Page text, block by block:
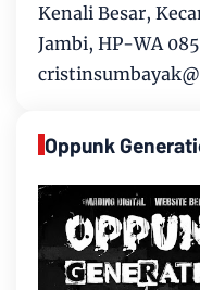
Kenali Besar,
Jambi, HP-WA
Oppunk